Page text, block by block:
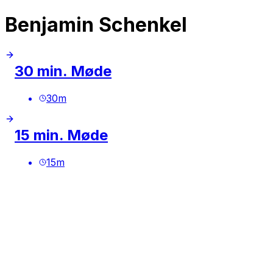
Benjamin Schenkel
30 min. Møde
30m
15 min. Møde
15m